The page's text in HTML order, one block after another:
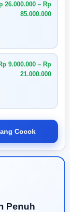
26.000.000 – Rp
85.000.000
9.000.000 – Rp
21.000.000
Cocok
Penuh